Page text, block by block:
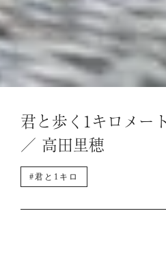
君と歩く1キロメー
／ 高田里穂
#君と1キロ